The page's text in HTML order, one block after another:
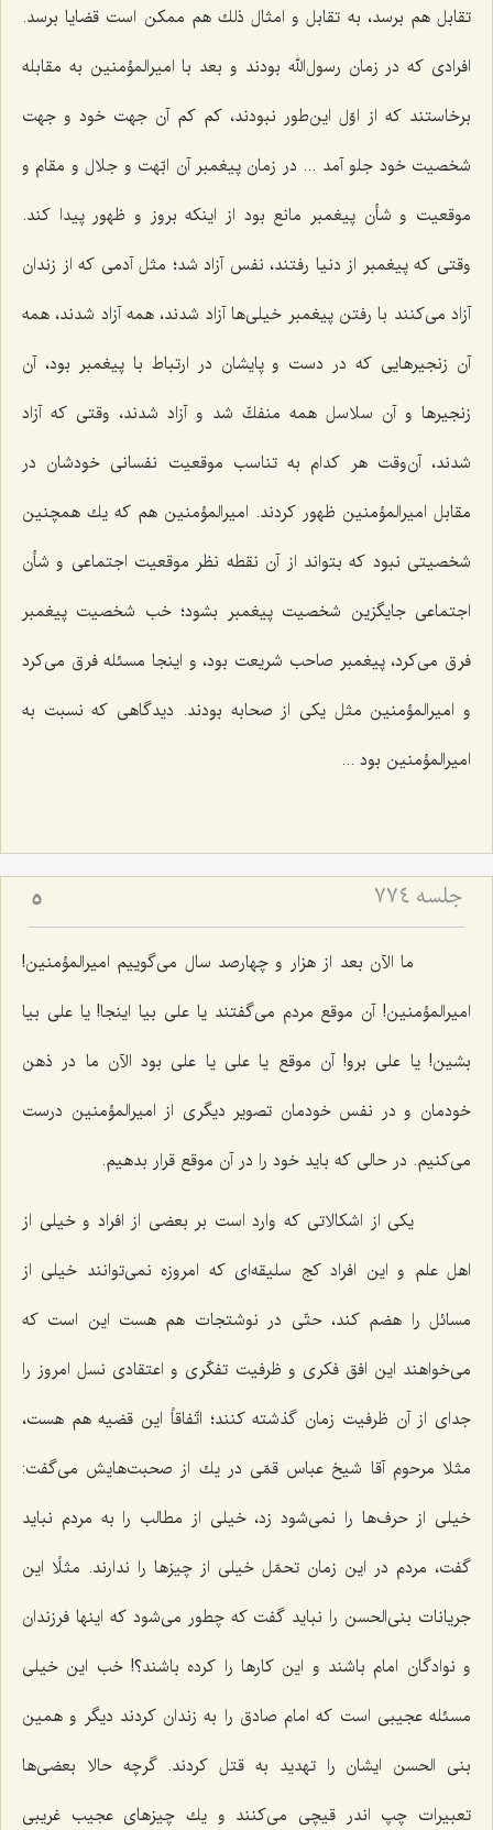
تقابل هم برسد، به تقابل و امثال ذلك هم ممكن است قضایا برسد.
افرادی كه در زمان رسول‌الله بودند و بعد با امیرالمؤمنین به مقابله
برخاستند كه از اوّل این‌طور نبودند، كم كم آن جهت خود و جهت
شخصیت خود جلو آمد ... در زمان پیغمبر آن ابّهت و جلال و مقام و
موقعیت و شأن پیغمبر مانع بود از اینكه بروز و ظهور پیدا كند.
وقتی كه پیغمبر از دنیا رفتند، نفس آزاد شد؛ مثل آدمی كه از زندان
آزاد می‌كنند با رفتن پیغمبر خیلی‌ها آزاد شدند، همه آزاد شدند، همه
آن زنجیرهایی كه در دست و پایشان در ارتباط با پیغمبر بود، آن
زنجیرها و آن سلاسل همه منفكّ شد و آزاد شدند، وقتی كه آزاد
شدند، آن‌وقت هر كدام به تناسب موقعیت نفسانی خودشان در
مقابل امیرالمؤمنین ظهور كردند. امیرالمؤمنین هم كه یك همچنین
شخصیتی نبود كه بتواند از آن نقطه نظر موقعیت اجتماعی و شأن
اجتماعی جایگزین شخصیت پیغمبر بشود؛ خب شخصیت پیغمبر
فرق می‌كرد، پیغمبر صاحب شریعت بود، و اینجا مسئله فرق می‌كرد
و امیرالمؤمنین مثل یكی از صحابه بودند. دیدگاهی كه نسبت به
امیرالمؤمنین بود ...
جلسه ۷۷۴ 5
ما الآن بعد از هزار و چهارصد سال می‌گوییم امیرالمؤمنین!
امیرالمؤمنین! آن موقع مردم می‌گفتند یا علی بیا اینجا! یا علی بیا
بشین! یا علی برو! آن موقع یا علی یا علی بود الآن ما در ذهن
خودمان و در نفس خودمان تصویر دیگری از امیرالمؤمنین درست
می‌كنیم. در حالی كه باید خود را در آن موقع قرار بدهیم.
یكی از اشكالاتی كه وارد است بر بعضی از افراد و خیلی از
اهل علم و این افراد كج سلیقه‌ای كه امروزه نمی‌توانند خیلی از
مسائل را هضم كند، حتّی در نوشتجات هم هست این است كه
می‌خواهند این افق فكری و ظرفیت تفكّری و اعتقادی نسل امروز را
جدای از آن ظرفیت زمان گذشته كنند؛ اتّفاقاً این قضیه هم هست،
مثلا مرحوم آقا شیخ عباس قمّی در یك از صحبت‌هایش می‌گفت:
خیلی از حرف‌ها را نمی‌شود زد، خیلی از مطالب را به مردم نباید
گفت، مردم در این زمان تحمّل خیلی از چیزها را ندارند. مثلًا این
جریانات بنی‌الحسن را نباید گفت كه چطور می‌شود كه اینها فرزندان
و نوادگان امام باشند و این كارها را كرده باشند؟! خب این خیلی
مسئله عجیبی است كه امام صادق را به زندان كردند دیگر و همین
بنی الحسن ایشان را تهدید به قتل كردند. گرچه حالا بعضی‌ها
تعبیرات چپ اندر قیچی می‌كنند و یك چیزهای عجیب غریبی